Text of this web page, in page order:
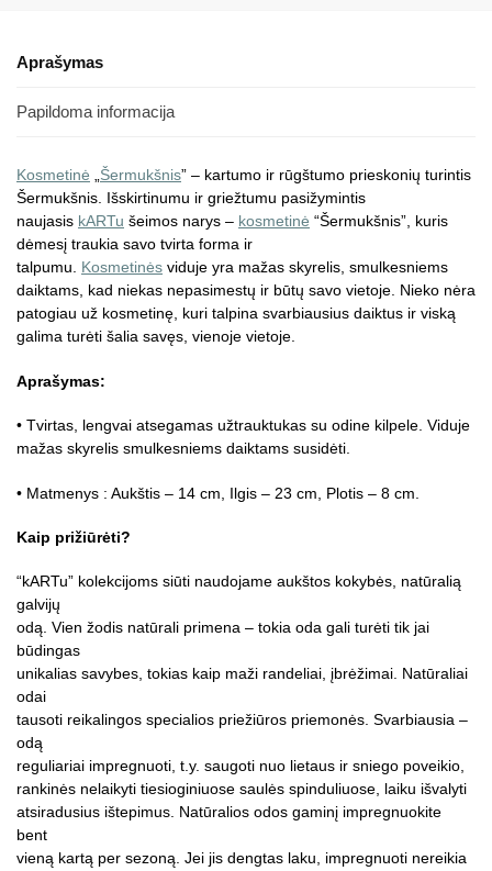
Aprašymas
Papildoma informacija
Kosmetinė „Šermukšnis” – kartumo ir rūgštumo prieskonių turintis
Šermukšnis. Išskirtinumu ir griežtumu pasižymintis
naujasis kARTu šeimos narys – kosmetinė “Šermukšnis”, kuris
dėmesį traukia savo tvirta forma ir
talpumu. Kosmetinės viduje yra mažas skyrelis, smulkesniems
daiktams, kad niekas nepasimestų ir būtų savo vietoje. Nieko nėra
patogiau už kosmetinę, kuri talpina svarbiausius daiktus ir viską
galima turėti šalia savęs, vienoje vietoje.
Aprašymas:
• Tvirtas, lengvai atsegamas užtrauktukas su odine kilpele. Viduje
mažas skyrelis smulkesniems daiktams susidėti.
• Matmenys : Aukštis – 14 cm, Ilgis – 23 cm, Plotis – 8 cm.
Kaip prižiūrėti?
“kARTu” kolekcijoms siūti naudojame aukštos kokybės, natūralią
galvijų
odą. Vien žodis natūrali primena – tokia oda gali turėti tik jai
būdingas
unikalias savybes, tokias kaip maži randeliai, įbrėžimai. Natūraliai
odai
tausoti reikalingos specialios priežiūros priemonės. Svarbiausia –
odą
reguliariai impregnuoti, t.y. saugoti nuo lietaus ir sniego poveikio,
rankinės nelaikyti tiesioginiuose saulės spinduliuose, laiku išvalyti
atsiradusius ištepimus. Natūralios odos gaminį impregnuokite
bent
vieną kartą per sezoną. Jei jis dengtas laku, impregnuoti nereikia